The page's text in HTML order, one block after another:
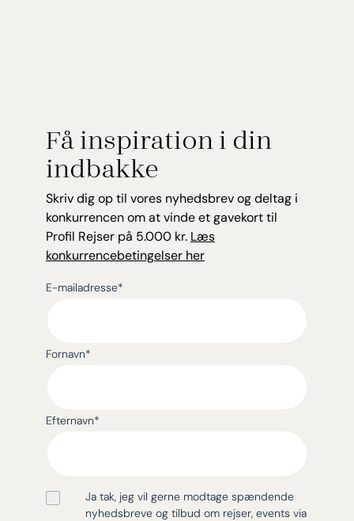
Få inspiration i din
indbakke
Skriv dig op til vores nyhedsbrev og deltag i
konkurrencen om at vinde et gavekort til
Profil Rejser på 5.000 kr. Læs
konkurrencebetingelser her
E-mailadresse*
Fornavn*
Efternavn*
Ja tak, jeg vil gerne modtage spændende
nyhedsbreve og tilbud om rejser, events via